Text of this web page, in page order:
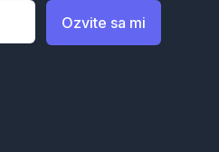
Ozvite sa mi